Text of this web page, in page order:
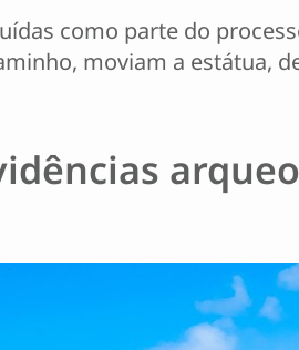
como parte do
moviam a estátua,